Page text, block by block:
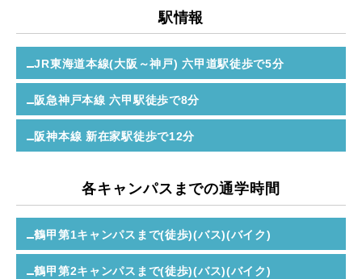
駅情報
JR東海道本線(大阪～神戸) 六甲道駅徒歩で5分
阪急神戸本線 六甲駅徒歩で8分
阪神本線 新在家駅徒歩で12分
各キャンパスまでの通学時間
鶴甲第1キャンパスまで(徒歩)(バス)(バイク)
鶴甲第2キャンパスまで(徒歩)(バス)(バイク)